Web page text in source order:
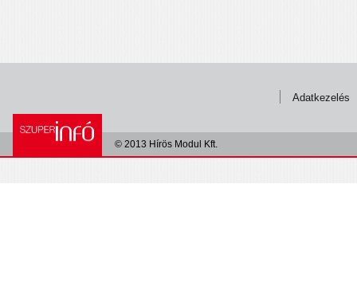
Adatkezelés
© 2013 Hírös Modul Kft.